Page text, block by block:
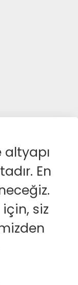
altyapı
En
siz